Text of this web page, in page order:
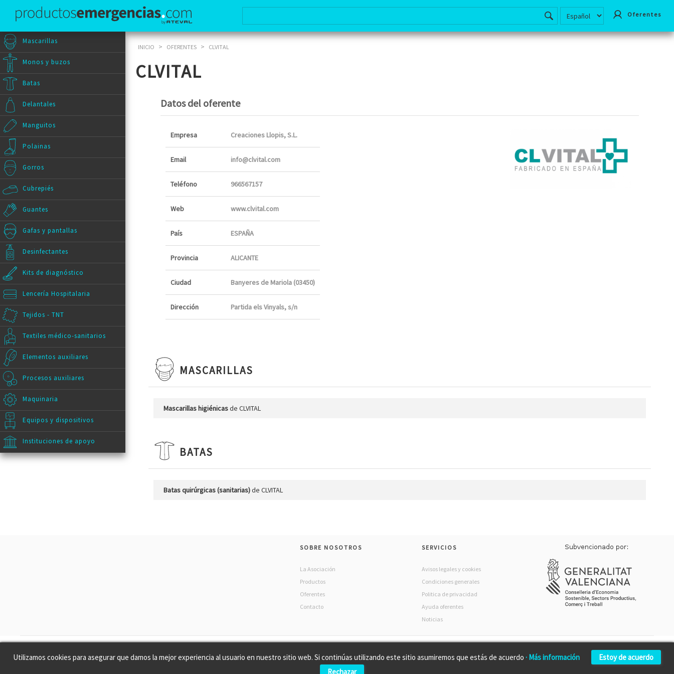
Oferentes
Mascarillas
Monos y buzos
Batas
Delantales
Manguitos
Polainas
Gorros
Cubrepiés
Guantes
Gafas y pantallas
Desinfectantes
Kits de diagnóstico
Lencería Hospitalaria
Tejidos - TNT
Textiles médico-sanitarios
Elementos auxiliares
Procesos auxiliares
Maquinaria
Equipos y dispositivos
Instituciones de apoyo
INICIO > OFERENTES > CLVITAL
CLVITAL
Datos del oferente
Empresa Creaciones Llopis, S.L.
Email info@clvital.com
Teléfono 966567157
Web www.clvital.com
País ESPAÑA
Provincia ALICANTE
Ciudad Banyeres de Mariola (03450)
Dirección Partida els Vinyals, s/n
MASCARILLAS
Mascarillas higiénicasde CLVITAL
BATAS
Batas quirúrgicas (sanitarias)de CLVITAL
SOBRE NOSOTROS
La Asociación
Productos
Oferentes
Contacto
SERVICIOS
Avisos legales y cookies
Condiciones generales
Politica de privacidad
Ayuda oferentes
Noticias
Utilizamos cookies para asegurar que damos la mejor experiencia al usuario en nuestro sitio web. Si continúas utilizando este sitio asumiremos que estás de acuerdo · Más información
Estoy de acuerdo
Rechazar